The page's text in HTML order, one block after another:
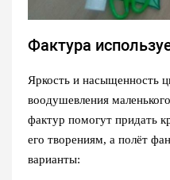
Фактура
Яркость и насыщенность
воодушевления
фактур помогут придать
его творениям, а полёт
варианты: